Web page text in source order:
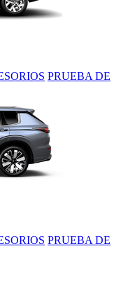
PRUEBA DE
PRUEBA DE